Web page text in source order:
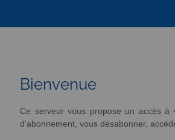
Bienvenue
Ce serveur vous propose un accès à
d'abonnement, vous désabonner,